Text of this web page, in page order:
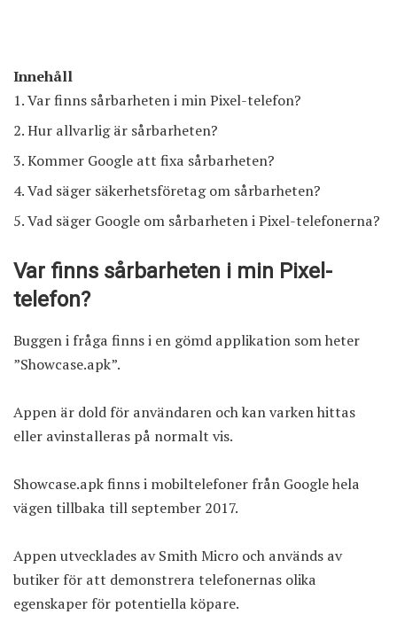
Innehåll
Var finns sårbarheten i min Pixel-telefon?
Hur allvarlig är sårbarheten?
Kommer Google att fixa sårbarheten?
Vad säger säkerhetsföretag om sårbarheten?
Vad säger Google om sårbarheten i Pixel-telefonerna?
Var finns sårbarheten i min Pixel-
telefon?
Buggen i fråga finns i en gömd applikation som heter
”Showcase.apk”.
Appen är dold för användaren och kan varken hittas
eller avinstalleras på normalt vis.
Showcase.apk finns i mobiltelefoner från Google hela
vägen tillbaka till september 2017.
Appen utvecklades av Smith Micro och används av
butiker för att demonstrera telefonernas olika
egenskaper för potentiella köpare.